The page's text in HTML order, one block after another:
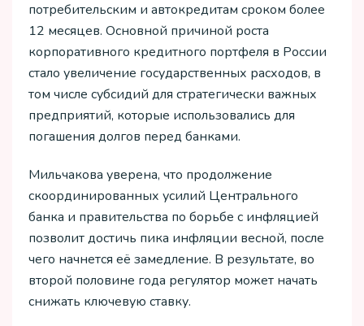
потребительским и автокредитам сроком более
12 месяцев. Основной причиной роста
корпоративного кредитного портфеля в России
стало увеличение государственных расходов, в
том числе субсидий для стратегически важных
предприятий, которые использовались для
погашения долгов перед банками.
Мильчакова уверена, что продолжение
скоординированных усилий Центрального
банка и правительства по борьбе с инфляцией
позволит достичь пика инфляции весной, после
чего начнется её замедление. В результате, во
второй половине года регулятор может начать
снижать ключевую ставку.